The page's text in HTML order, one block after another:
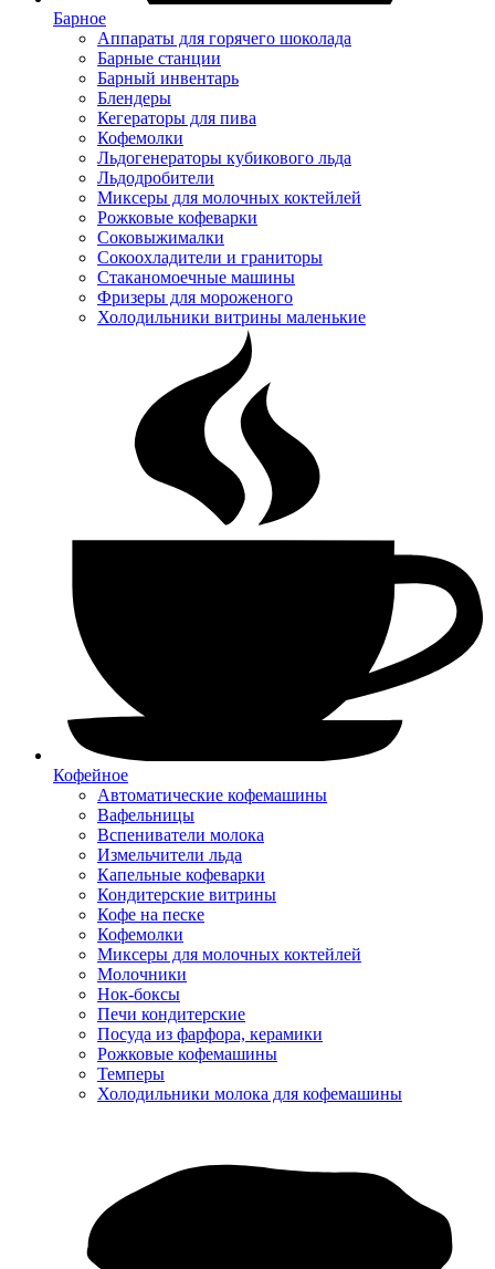
Барное
Аппараты для горячего шоколада
Барные станции
Барный инвентарь
Блендеры
Кегераторы для пива
Кофемолки
Льдогенераторы кубикового льда
Льдодробители
Миксеры для молочных коктейлей
Рожковые кофеварки
Соковыжималки
Сокоохладители и граниторы
Стаканомоечные машины
Фризеры для мороженого
Холодильники витрины маленькие
Кофейное
Автоматические кофемашины
Вафельницы
Вспениватели молока
Измельчители льда
Капельные кофеварки
Кондитерские витрины
Кофе на песке
Кофемолки
Миксеры для молочных коктейлей
Молочники
Нок-боксы
Печи кондитерские
Посуда из фарфора, керамики
Рожковые кофемашины
Темперы
Холодильники молока для кофемашины